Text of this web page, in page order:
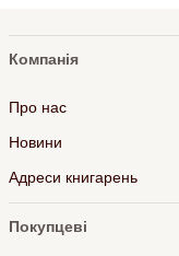
Компанія
Про нас
Новини
Адреси книгарень
Покупцеві